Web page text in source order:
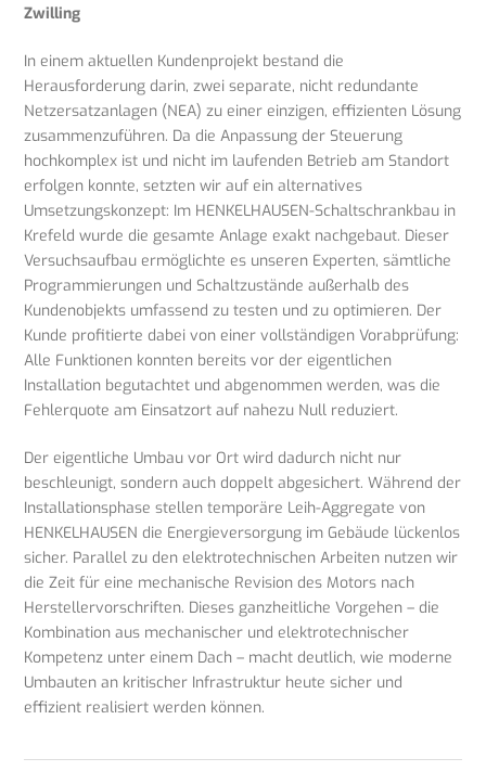
Zwilling
In einem aktuellen Kundenprojekt bestand die
Herausforderung darin, zwei separate, nicht redundante
Netzersatzanlagen (NEA) zu einer einzigen, effizienten Lösung
zusammenzuführen. Da die Anpassung der Steuerung
hochkomplex ist und nicht im laufenden Betrieb am Standort
erfolgen konnte, setzten wir auf ein alternatives
Umsetzungskonzept: Im HENKELHAUSEN-Schaltschrankbau in
Krefeld wurde die gesamte Anlage exakt nachgebaut. Dieser
Versuchsaufbau ermöglichte es unseren Experten, sämtliche
Programmierungen und Schaltzustände außerhalb des
Kundenobjekts umfassend zu testen und zu optimieren. Der
Kunde profitierte dabei von einer vollständigen Vorabprüfung:
Alle Funktionen konnten bereits vor der eigentlichen
Installation begutachtet und abgenommen werden, was die
Fehlerquote am Einsatzort auf nahezu Null reduziert.
Der eigentliche Umbau vor Ort wird dadurch nicht nur
beschleunigt, sondern auch doppelt abgesichert. Während der
Installationsphase stellen temporäre Leih-Aggregate von
HENKELHAUSEN die Energieversorgung im Gebäude lückenlos
sicher. Parallel zu den elektrotechnischen Arbeiten nutzen wir
die Zeit für eine mechanische Revision des Motors nach
Herstellervorschriften. Dieses ganzheitliche Vorgehen – die
Kombination aus mechanischer und elektrotechnischer
Kompetenz unter einem Dach – macht deutlich, wie moderne
Umbauten an kritischer Infrastruktur heute sicher und
effizient realisiert werden können.